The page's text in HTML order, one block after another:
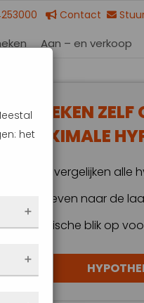
Contact
Aan – en verkoop
BEREKEN ZELF
MAXIMALE
Wij vergelijken
Streven naar de
Kritische blik op
het